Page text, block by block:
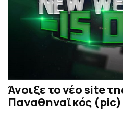
Άνοιξε το νέο site
Παναθηναϊκός (pic)